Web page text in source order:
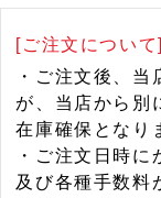
[ご注文について]
・ご注文後、
が、当店から別
在庫確保となり
・ご注文日時
及び各種手数料